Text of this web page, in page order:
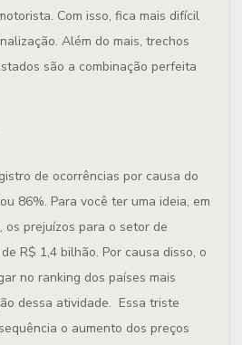
Com isso, fica mais difícil
Além do mais, trechos
são a combinação perfeita
de ocorrências por causa do
86%. Para você ter uma ideia, em
os prejuízos para o setor de
R$ 1,4 bilhão. Por causa disso, o
no ranking dos países mais
dessa atividade. Essa triste
o aumento dos preços